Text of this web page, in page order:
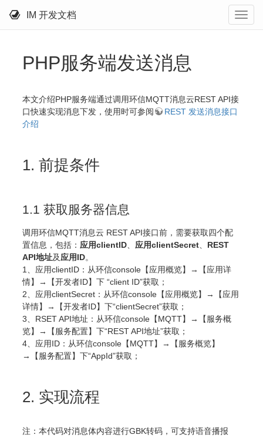
IM 开发文档
PHP服务端发送消息
本文介绍PHP服务端通过调用环信MQTT消息云REST API接
口快速实现消息下发，使用时可参阅
REST 发送消息接口
介绍
1. 前提条件
1.1 获取服务器信息
调用环信MQTT消息云 REST API接口前，需要获取四个配
置信息，包括： 应用clientID、 应用clientSecret、 REST
API地址及应用ID。
1、应用clientID：从环信console【应用概览】→【应用详
情】→【开发者ID】下 “client ID”获取；
2、应用clientSecret：从环信console【应用概览】→【应用
详情】→【开发者ID】下“clientSecret”获取；
3、RSET API地址：从环信console【MQTT】→【服务概
览】→【服务配置】下“REST API地址”获取；
4、应用ID：从环信console【MQTT】→【服务概览】
→【服务配置】下“AppId”获取；
2. 实现流程
注：本代码对消息体内容进行GBK转码，可支持语音播报